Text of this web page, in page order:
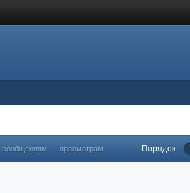
сообщениям просмотрам Порядок